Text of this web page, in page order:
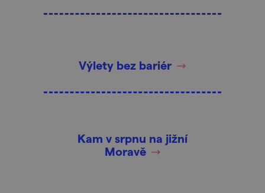
Výlety bez bariér
Kam v srpnu na jižní
Moravě